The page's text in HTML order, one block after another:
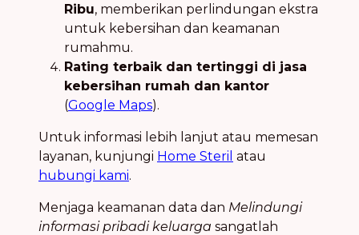
Ribu, memberikan perlindungan ekstra
untuk kebersihan dan keamanan
rumahmu.
Rating terbaik dan tertinggi di jasa
kebersihan rumah dan kantor
(Google Maps).
Untuk informasi lebih lanjut atau memesan
layanan, kunjungi Home Steril atau
hubungi kami.
Menjaga keamanan data dan Melindungi
informasi pribadi keluarga sangatlah